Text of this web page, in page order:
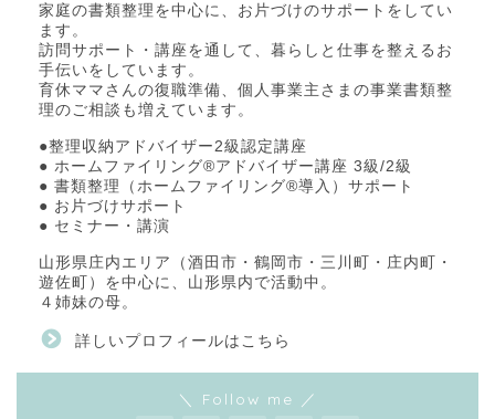
家庭の書類整理を中心に、お片づけのサポートをしてい
ます。
訪問サポート・講座を通して、暮らしと仕事を整えるお
手伝いをしています。
育休ママさんの復職準備、個人事業主さまの事業書類整
理のご相談も増えています。
●整理収納アドバイザー2級認定講座
● ホームファイリング®アドバイザー講座 3級/2級
● 書類整理（ホームファイリング®導入）サポート
● お片づけサポート
● セミナー・講演
山形県庄内エリア（酒田市・鶴岡市・三川町・庄内町・
遊佐町）を中心に、山形県内で活動中。
４姉妹の母。
詳しいプロフィールはこちら
＼ Follow me ／